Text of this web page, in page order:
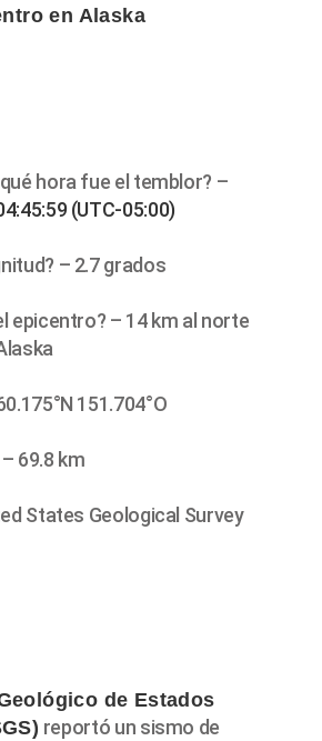
en Alaska
hora fue el temblor? –
(UTC-05:00)
– 2.7 grados
epicentro? – 14 km al norte
151.704°O
69.8 km
States Geological Survey
de Estados
reportó un sismo de